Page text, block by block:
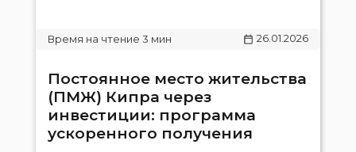
26.01.2026
Постоянное место жительства
(ПМЖ) Кипра через
инвестиции: программа
ускоренного получения